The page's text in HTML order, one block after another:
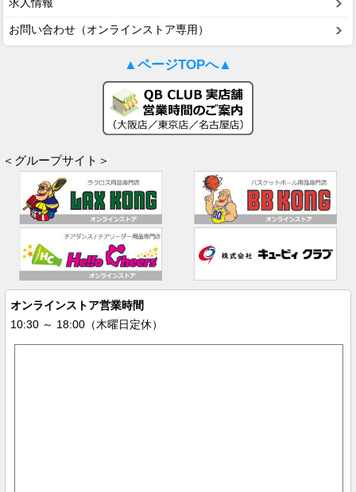
求人情報
お問い合わせ（オンラインストア専用）
▲ページTOPへ▲
＜グループサイト＞
オンラインストア営業時間
10:30 ～ 18:00（木曜日定休）